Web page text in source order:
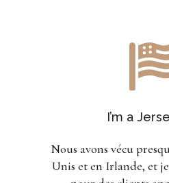
I’m a
Nous avons vécu
Unis et en Irlande, et